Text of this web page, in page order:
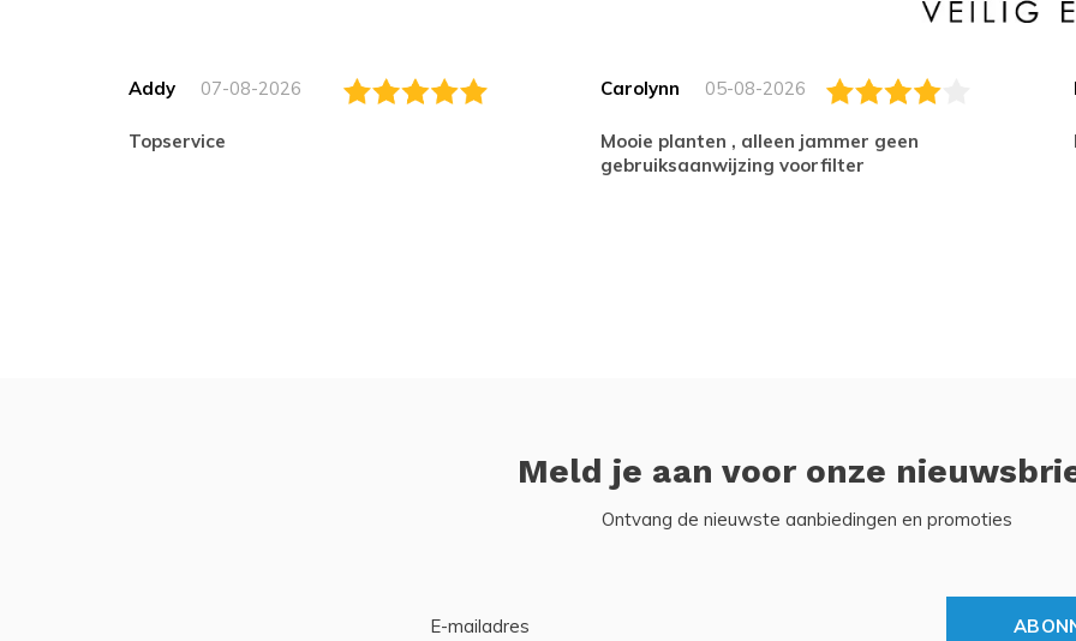
Addy 07-08-2026
topservice
Carolynn 05-08-2026
Mooie planten , alleen jammer geen
gebruiksaanwijzing voorfilter
Meld je aan voor onze
Ontvang de nieuwste aanbiedingen en promoties